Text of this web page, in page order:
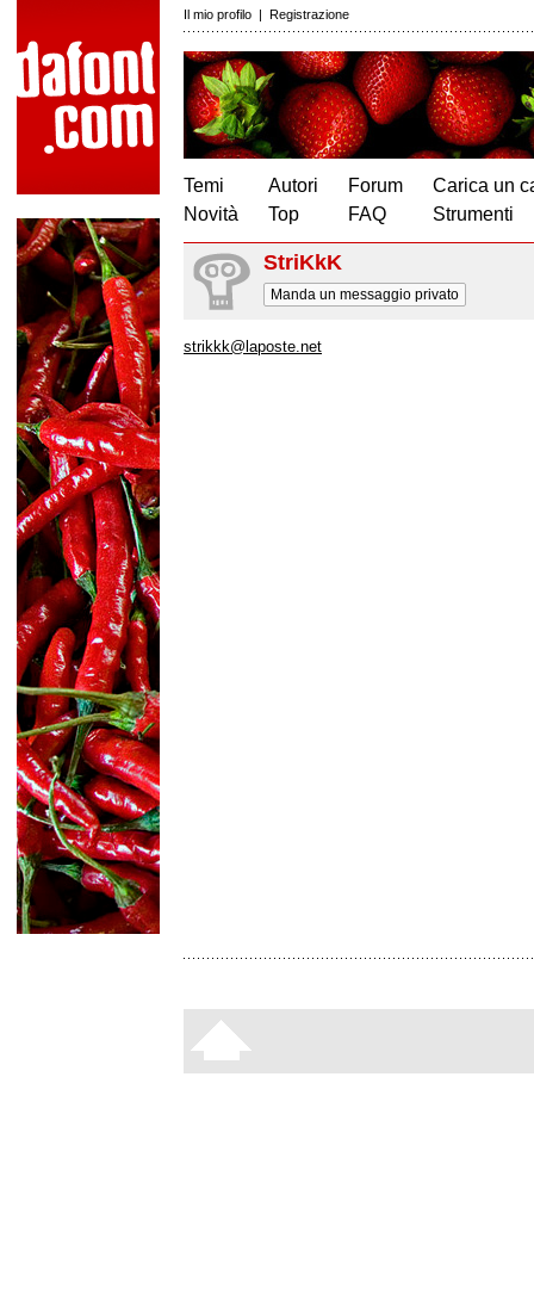
Il mio profilo | Registrazione
Temi
Novità
Autori
Top
Forum
FAQ
Carica un
Strumenti
StriKkK
Manda un messaggio privato
strikkk@laposte.net